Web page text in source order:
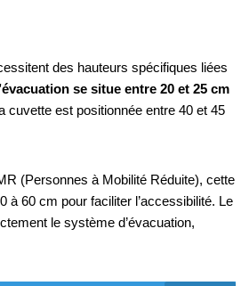
des hauteurs spécifiques liées
se situe entre 20 et 25 cm
cuvette est positionnée entre 40 et 45
(Personnes à Mobilité Réduite), cette
à 60 cm pour faciliter l’accessibilité. Le
le système d’évacuation,